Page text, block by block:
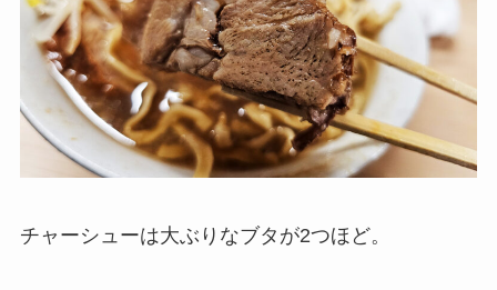
チャーシューは大ぶりなブタが2つほど。